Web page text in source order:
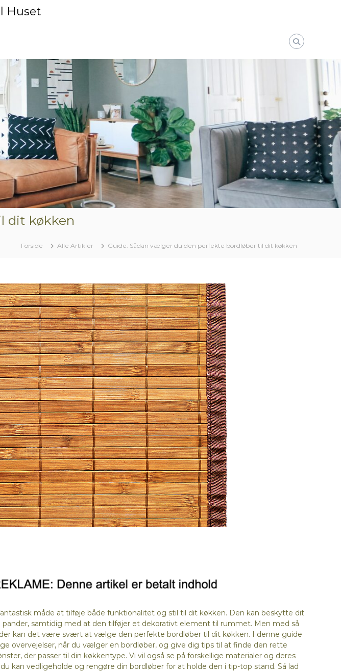
Huset
dit køkken
Forside Alle Artikler Guide: Sådan vælger du den perfekte bordløber til dit køkken
måde at tilføje både funktionalitet og stil til dit køkken. Den kan beskytte dit
samtidig med at den tilføjer et dekorativt element til rummet. Men med så
kan det være svært at vælge den perfekte bordløber til dit køkken. I denne guide
overvejelser, når du vælger en bordløber, og give dig tips til at finde den rette
der passer til din køkkentype. Vi vil også se på forskellige materialer og deres
kan vedligeholde og rengøre din bordløber for at holde den i tip-top stand. Så lad